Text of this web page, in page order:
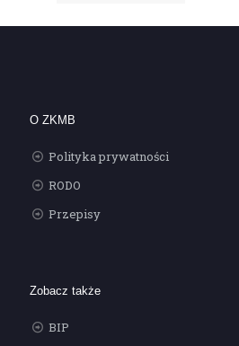
O ZKMB
Polityka prywatności
RODO
Przepisy
Zobacz także
BIP